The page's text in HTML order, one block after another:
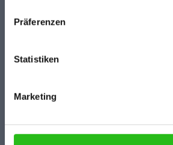
Präferenzen
Statistiken
Marketing